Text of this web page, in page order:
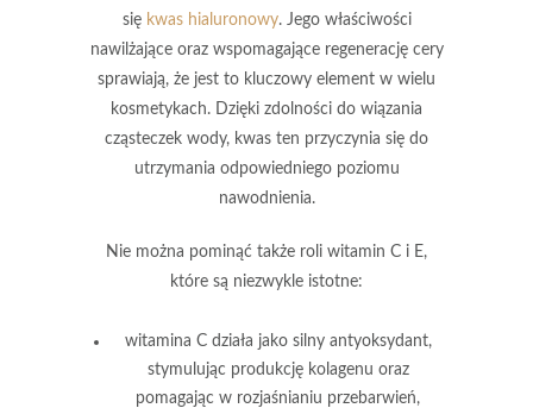
się kwas hialuronowy. Jego właściwości
nawilżające oraz wspomagające regenerację cery
sprawiają, że jest to kluczowy element w wielu
kosmetykach. Dzięki zdolności do wiązania
cząsteczek wody, kwas ten przyczynia się do
utrzymania odpowiedniego poziomu
nawodnienia.
Nie można pominąć także roli witamin C i E,
które są niezwykle istotne:
witamina Cdziała jako silny antyoksydant,
stymulując produkcję kolagenu oraz
pomagając w rozjaśnianiu przebarwień,